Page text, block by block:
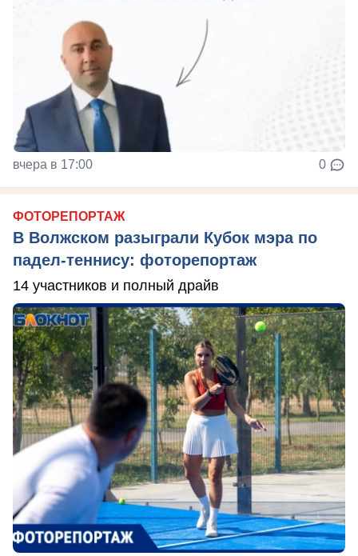
вчера в 17:00 0
ФОТОРЕПОРТАЖ
В Волжском разыграли Кубок мэра по
падел-теннису: фоторепортаж
14 участников и полный драйв